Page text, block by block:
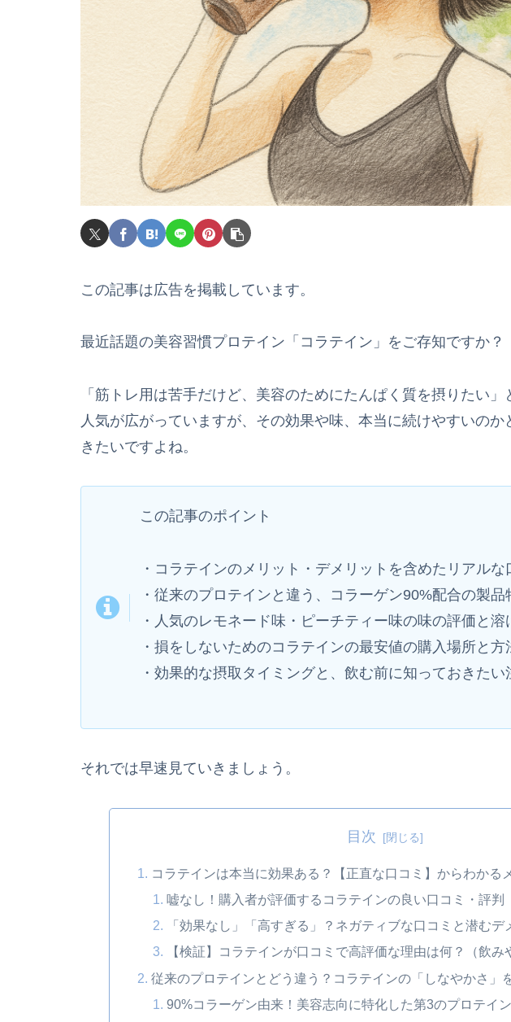
この記事は広告を掲載しています。
最近話題の美容習慣プロテイン「コラテイン」をご存知ですか？
「筋トレ用は苦手だけど、美容のためにたんぱく質を摂りたい
人気が広がっていますが、その効果や味、本当に続けやすいの
きたいですよね。
この記事のポイント
・コラテインのメリット・デメリットを含めたリアルな
・従来のプロテインと違う、コラーゲン90%配合の製品
・人気のレモネード味・ピーチティー味の味の評価と溶
・損をしないためのコラテインの最安値の購入場所と方
・効果的な摂取タイミングと、飲む前に知っておきたい
それでは早速見ていきましょう。
目次
コラテインは本当に効果ある？【正直な口コミ】からわかる
嘘なし！購入者が評価するコラテインの良い口コミ・評判
「効果なし」「高すぎる」？ネガティブな口コミと潜むデ
【検証】コラテインが口コミで高評価な理由は何？（飲み
従来のプロテインとどう違う？コラテインの「しなやかさ」
90%コラーゲン由来！美容志向に特化した第3のプロテイ